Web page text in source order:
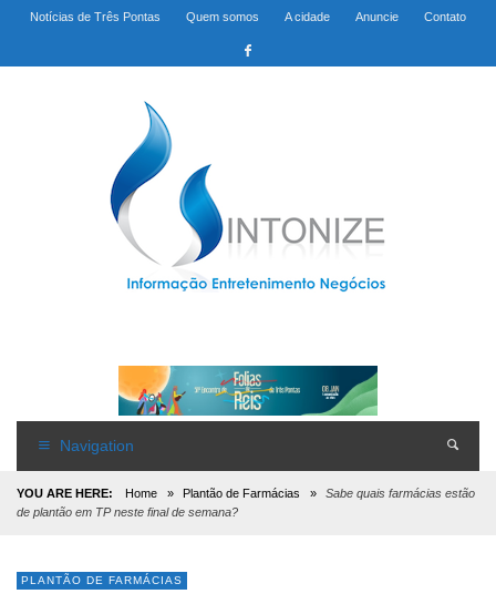
Notícias de Três Pontas Quem somos A cidade Anuncie Contato
Navigation
YOU ARE HERE: Home » Plantão de Farmácias »
Sabe quais farmácias estão
de plantão em TP neste final de semana?
PLANTÃO DE FARMÁCIAS